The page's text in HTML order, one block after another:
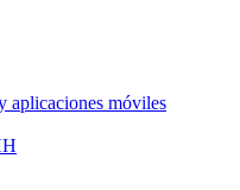
aplicaciones móviles